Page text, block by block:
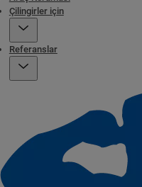
Çilingirler için
Referanslar